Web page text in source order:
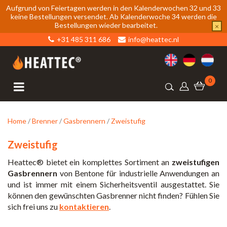
Aufgrund von Feiertagen werden in den Kalenderwochen 32 und 33
keine Bestellungen versendet. Ab Kalenderwoche 34 werden die
Bestellungen wieder bearbeitet.
×
+31 485 311 686
info@heattec.nl
0
Home/Brenner/Gasbrennern / Zweistufig
Zweistufig
Heattec® bietet ein komplettes Sortiment an zweistufigen
Gasbrennern von Bentone für industrielle Anwendungen an
und ist immer mit einem Sicherheitsventil ausgestattet. Sie
können den gewünschten Gasbrenner nicht finden? Fühlen Sie
sich frei uns zu kontaktieren.